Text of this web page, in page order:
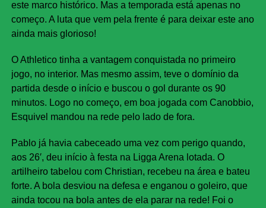
este marco histórico. Mas a temporada está apenas no
começo. A luta que vem pela frente é para deixar este ano
ainda mais glorioso!
O Athletico tinha a vantagem conquistada no primeiro
jogo, no interior. Mas mesmo assim, teve o domínio da
partida desde o início e buscou o gol durante os 90
minutos. Logo no começo, em boa jogada com Canobbio,
Esquivel mandou na rede pelo lado de fora.
Pablo já havia cabeceado uma vez com perigo quando,
aos 26′, deu início à festa na Ligga Arena lotada. O
artilheiro tabelou com Christian, recebeu na área e bateu
forte. A bola desviou na defesa e enganou o goleiro, que
ainda tocou na bola antes de ela parar na rede! Foi o